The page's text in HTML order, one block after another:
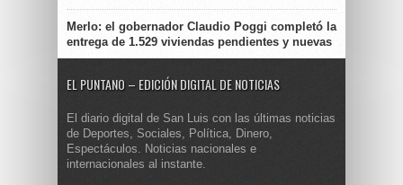
Merlo: el gobernador Claudio Poggi completó la
entrega de 1.529 viviendas pendientes y nuevas
EL PUNTANO – EDICIÓN DIGITAL DE NOTICIAS
El diario digital de San Luis con las últimas noticias
de Deportes, Sociales, Política, Dinero,
Espectáculos. Noticias nacionales e
internacionales al instante.